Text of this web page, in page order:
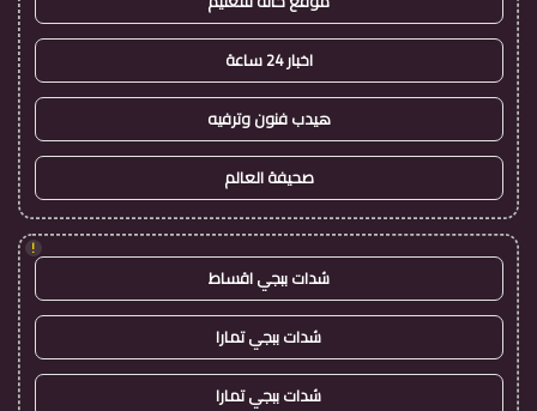
اخبار 24 ساعة
هيدب فنون وترفيه
صحيفة العالم
!
شدات ببجي اقساط
شدات ببجي تمارا
شدات ببجي تمارا